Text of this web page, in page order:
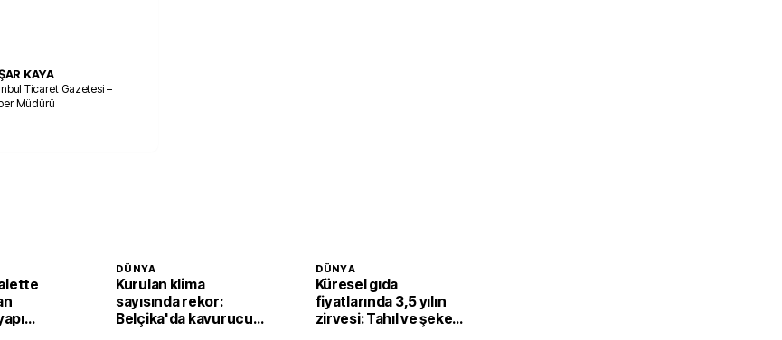
KAYA
Ticaret Gazetesi –
Müdürü
DÜNYA
Kurulan klima
sayısında rekor:
Belçika'da kavurucu
DÜNYA
Küresel gıda
fiyatlarında 3,5 yılın
zirvesi: Tahıl ve şeker